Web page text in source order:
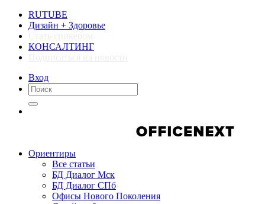
RUTUBE
Дизайн + Здоровье
КОНСАЛТИНГ
Вход
Ориентиры
Все статьи
БД Диалог Мск
БД Диалог СПб
Офисы Нового Поколения